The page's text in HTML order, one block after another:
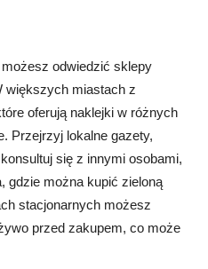
odwiedzić sklepy
większych miastach z
oferują naklejki w różnych
Przejrzyj lokalne gazety,
się z innymi osobami,
gdzie można kupić zieloną
stacjonarnych możesz
przed zakupem, co może